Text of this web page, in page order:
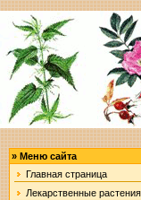
» Меню сайта
Главная страница
Лекарственные растения